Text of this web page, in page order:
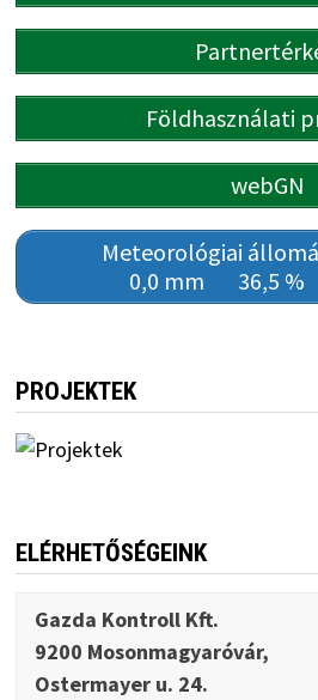
Földhasználati
webGN
Meteorológiai
0,0 mm
36,5 %
PROJEKTEK
ELÉRHETŐSÉGEINK
Gazda Kontroll Kft.
9200 Mosonmagyaróvár,
Ostermayer u. 24.